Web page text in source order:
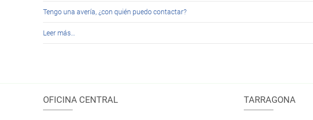
Tengo una avería, ¿con quién puedo contactar?
Leer más…
OFICINA CENTRAL TARRAGONA